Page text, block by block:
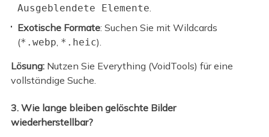
Ausgeblendete Elemente.
Exotische Formate: Suchen Sie mit Wildcards
(*.webp *.heic).
Lösung:Nutzen Sie Everything (VoidTools) für eine
vollständige Suche.
3. Wie lange bleiben gelöschte Bilder
wiederherstellbar?